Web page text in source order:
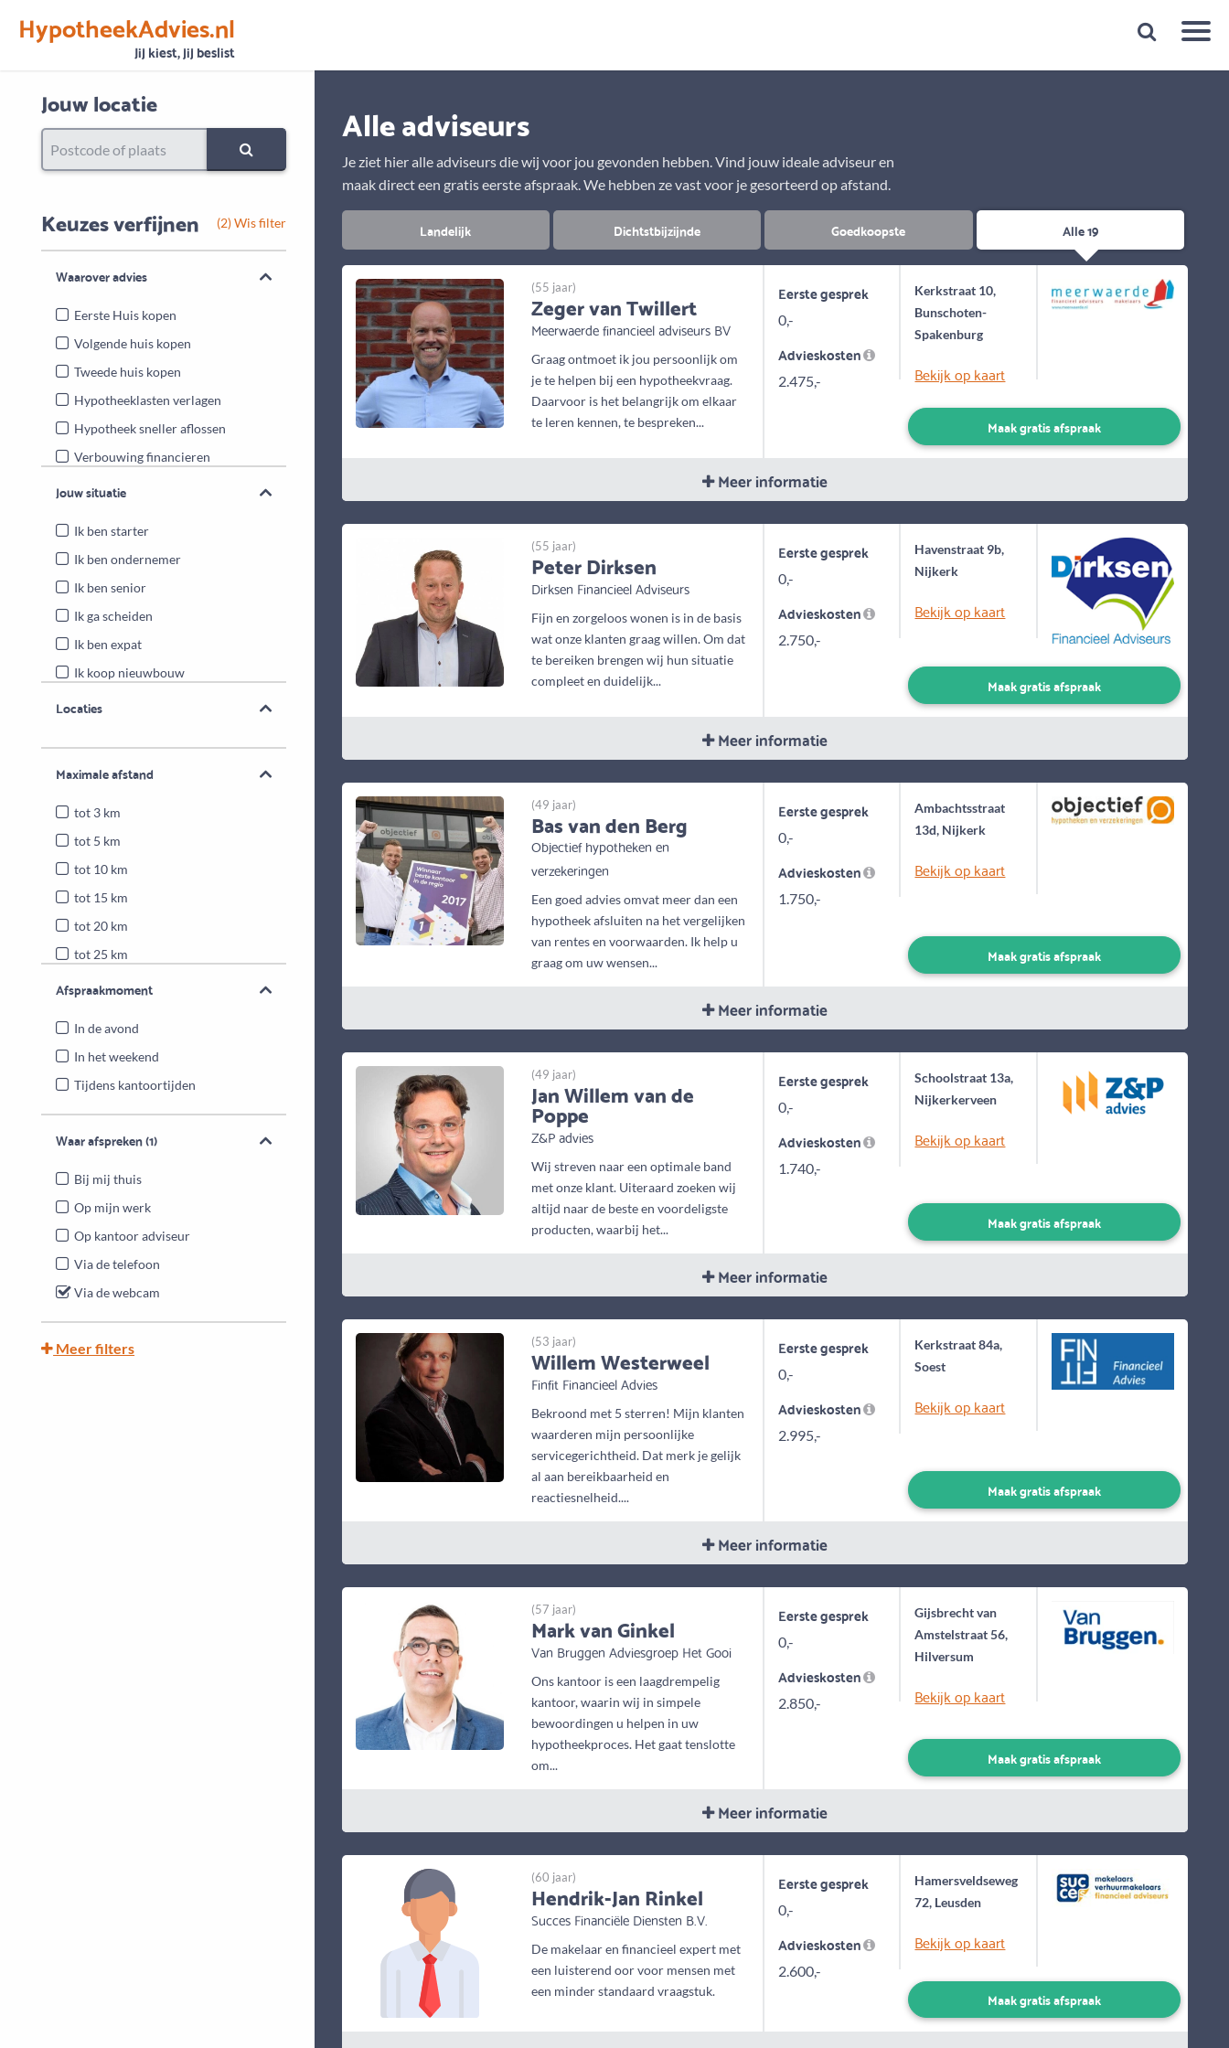
HypotheekAdvies.nl
Jij kiest, jij beslist
VertrouwenAlle basisgegevens zijn gecontroleerd Plan een gratis 1e gesprek binnen 1 minuut
Jouw locatie
Keuzes verfijnen (2) Wis filter
Waarover advies
Eerste Huis kopen
Volgende huis kopen
Tweede huis kopen
Hypotheeklasten verlagen
Hypotheek sneller aflossen
Verbouwing financieren
Energiebesparende maatregelen
Jouw situatie
Ik ben starter
Ik ben ondernemer
Ik ben senior
Ik ga scheiden
Ik ben expat
Ik koop nieuwbouw
Locaties
Maximale afstand
tot 3 km
tot 5 km
tot 10 km
tot 15 km
tot 20 km
tot 25 km
Heel Nederland
Afspraakmoment
In de avond
In het weekend
Tijdens kantoortijden
Waar afspreken(1)
Bij mij thuis
Op mijn werk
Op kantoor adviseur
Via de telefoon
Via de webcam
Meer filters
Alle adviseurs
Je ziet hier alle adviseurs die wij voor jou gevonden hebben. Vind jouw ideale adviseur en
maak direct een gratis eerste afspraak. We hebben ze vast voor je gesorteerd op afstand.
Landelijk Dichtstbijzijnde Goedkoopste Alle 19
(55 jaar)
Zeger van Twillert
Meerwaerde financieel adviseurs BV
Graag ontmoet ik jou persoonlijk om
je te helpen bij een hypotheekvraag.
Daarvoor is het belangrijk om elkaar
te leren kennen, te bespreken...
Eerste gesprek
0,-
Advieskosten
2.475,-
Kerkstraat 10,
Bunschoten-
Spakenburg
Bekijk op kaart
Maak gratis afspraak
Meer informatie
(55 jaar)
Peter Dirksen
Dirksen Financieel Adviseurs
Fijn en zorgeloos wonen is in de basis
wat onze klanten graag willen. Om dat
te bereiken brengen wij hun situatie
compleet en duidelijk...
Eerste gesprek
0,-
Advieskosten
2.750,-
Havenstraat 9b,
Nijkerk
Bekijk op kaart
Maak gratis afspraak
Meer informatie
(49 jaar)
Bas van den Berg
Objectief hypotheken en
verzekeringen
Een goed advies omvat meer dan een
hypotheek afsluiten na het vergelijken
van rentes en voorwaarden. Ik help u
graag om uw wensen...
Eerste gesprek
0,-
Advieskosten
1.750,-
Ambachtsstraat
13d, Nijkerk
Bekijk op kaart
Maak gratis afspraak
Meer informatie
(49 jaar)
Jan Willem van de
Poppe
Z&P advies
Wij streven naar een optimale band
met onze klant. Uiteraard zoeken wij
altijd naar de beste en voordeligste
producten, waarbij het...
Eerste gesprek
0,-
Advieskosten
1.740,-
Schoolstraat 13a,
Nijkerkerveen
Bekijk op kaart
Maak gratis afspraak
Meer informatie
(53 jaar)
Willem Westerweel
Finfit Financieel Advies
Bekroond met 5 sterren! Mijn klanten
waarderen mijn persoonlijke
servicegerichtheid. Dat merk je gelijk
al aan bereikbaarheid en
reactiesnelheid....
Eerste gesprek
0,-
Advieskosten
2.995,-
Kerkstraat 84a,
Soest
Bekijk op kaart
Maak gratis afspraak
Meer informatie
(57 jaar)
Mark van Ginkel
Van Bruggen Adviesgroep Het Gooi
Ons kantoor is een laagdrempelig
kantoor, waarin wij in simpele
bewoordingen u helpen in uw
hypotheekproces. Het gaat tenslotte
om...
Eerste gesprek
0,-
Advieskosten
2.850,-
Gijsbrecht van
Amstelstraat 56,
Hilversum
Bekijk op kaart
Maak gratis afspraak
Meer informatie
(60 jaar)
Hendrik-Jan Rinkel
Succes Financiële Diensten B.V.
De makelaar en financieel expert met
een luisterend oor voor mensen met
een minder standaard vraagstuk.
Eerste gesprek
0,-
Advieskosten
2.600,-
Hamersveldseweg
72, Leusden
Bekijk op kaart
Maak gratis afspraak